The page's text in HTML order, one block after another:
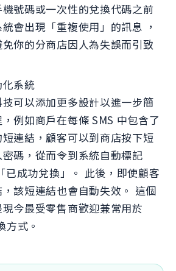
號碼或一次性的兌換代碼之前
會出現「重複使用」的訊息 ，
你的分商店因人為失誤而引致
系統
可以添加更多設計以進一步簡
例如商戶在每條 SMS 中包含了
連結，顧客可以到商店按下短
碼，從而令到系統自動標記
已成功兌換」。 此後，即使顧客
該短連結也會自動失效。 這個
今最受零售商歡迎兼常用於
方式。